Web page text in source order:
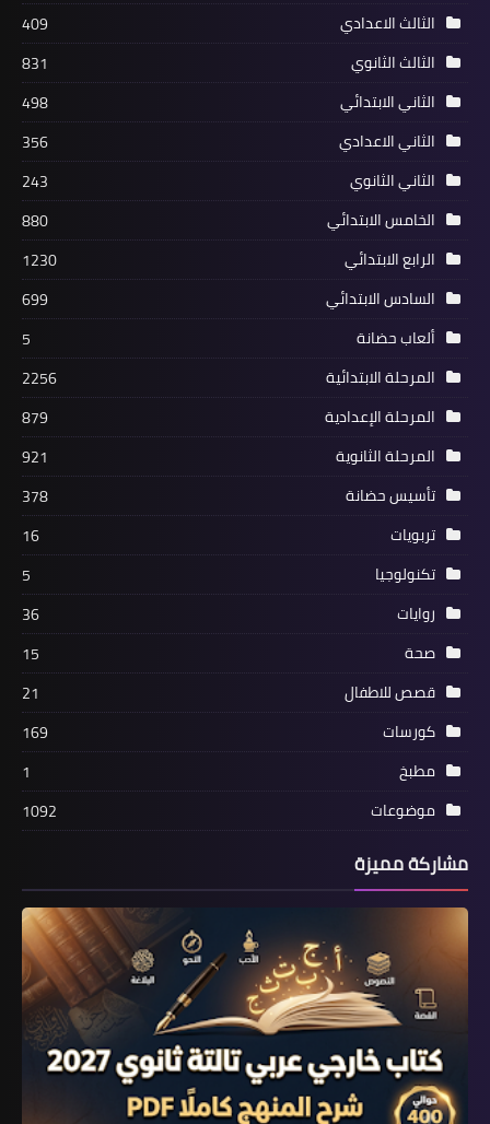
الثالث الاعدادي
409
الثالث الثانوي
831
الثاني الابتدائي
498
الثاني الاعدادي
356
الثاني الثانوي
243
الخامس الابتدائي
880
الرابع الابتدائي
1230
السادس الابتدائي
699
ألعاب حضانة
5
المرحلة الابتدائية
2256
المرحلة الإعدادية
879
المرحلة الثانوية
921
تأسيس حضانة
378
تربويات
16
تكنولوجيا
5
روايات
36
صحة
15
قصص للاطفال
21
كورسات
169
مطبخ
1
موضوعات
1092
مشاركة مميزة